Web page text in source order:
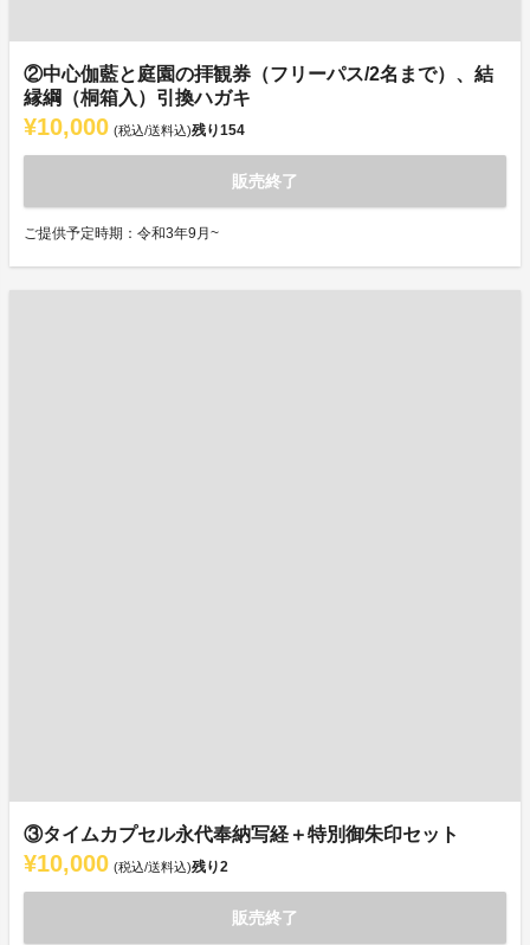
②中心伽藍と庭園の拝観券（フリーパス/2名まで）、結
縁綱（桐箱入）引換ハガキ
¥10,000 (税込/送料込)残り154
販売終了
ご提供予定時期：令和3年9月~
③タイムカプセル永代奉納写経＋特別御朱印セット
¥10,000 (税込/送料込)残り2
販売終了